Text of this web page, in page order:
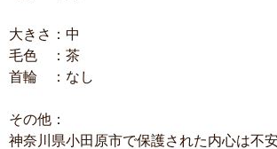
大きさ：中
毛色 ：茶
首輪 ：なし
その他：
神奈川県小田原市で保護された内心は不